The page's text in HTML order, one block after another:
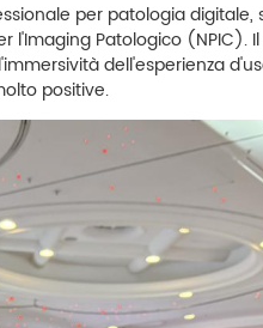
per patologia
l'Imaging Patologico
dell'esperienza
positive.